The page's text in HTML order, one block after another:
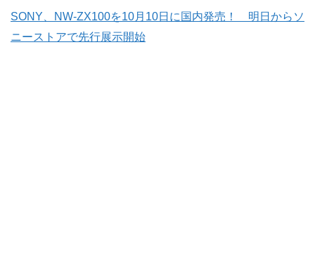
SONY、NW-ZX100を10月10日に国内発売！ 明日からソ
ニーストアで先行展示開始